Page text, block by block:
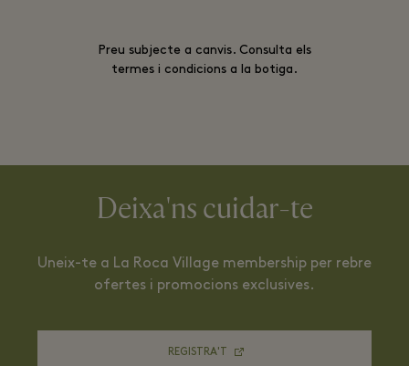
Preu subjecte a canvis. Consulta els
termes i condicions a la botiga.
Deixa'ns cuidar-te
Uneix-te a La Roca Village membership per rebre
ofertes i promocions exclusives.
REGISTRA'T